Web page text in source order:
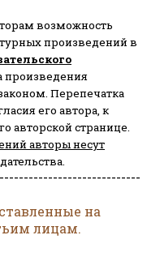
возможность
произведений в
произведения
Перепечатка
его автора, к
авторской странице.
авторы несут
на
лицам.